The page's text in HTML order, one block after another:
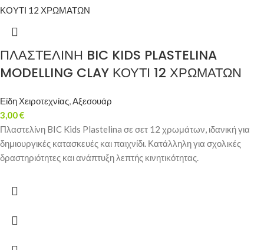
ΠΛΑΣΤΕΛΙΝΗ BIC KIDS PLASTELINA
MODELLING CLAY ΚΟΥΤΙ 12 ΧΡΩΜΑΤΩΝ
Είδη Χειροτεχνίας,Αξεσουάρ
3,00€
Πλαστελίνη BIC Kids Plastelina σε σετ 12 χρωμάτων, ιδανική για
δημιουργικές κατασκευές και παιχνίδι. Κατάλληλη για σχολικές
δραστηριότητες και ανάπτυξη λεπτής κινητικότητας.